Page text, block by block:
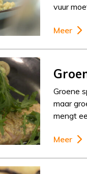
vuur
Meer
Groene
maar
mengt
Meer